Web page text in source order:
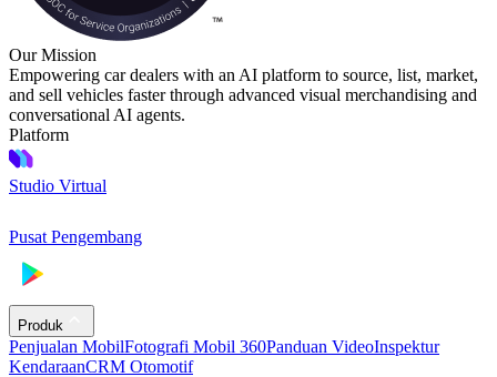
Our Mission
Empowering car dealers with an AI platform to source, list, market,
and sell vehicles faster through advanced visual merchandising and
conversational AI agents.
Platform
Studio Virtual
Pusat Pengembang
Produk
Penjualan MobilFotografi Mobil 360Panduan VideoInspektur
KendaraanCRM Otomotif